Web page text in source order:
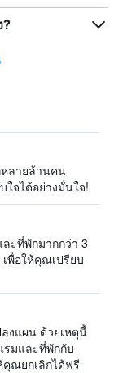
?
ลายล้านคน
จได้อย่างมั่นใจ!
ะที่พักมากกว่า 3
พื่อให้คุณเปรียบ
งแผน ด้วยเหตุนี้
รมและที่พักกับ
คุณยกเลิกได้ฟรี